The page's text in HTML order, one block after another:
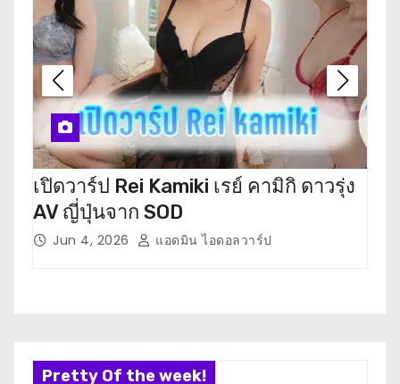
เปิดวาร์ป Rei Kamiki เรย์ คามิกิ ดาวรุ่ง
AV ญี่ปุ่นจาก SOD
Jun 4, 2026 แอดมิน ไอดอลวาร์ป
Pretty Of the week!